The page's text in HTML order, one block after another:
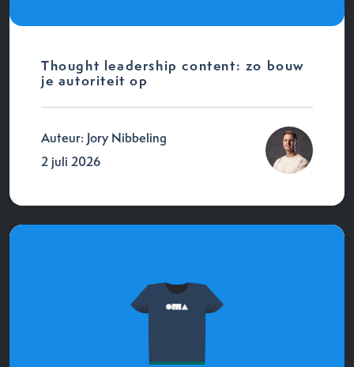
Thought leadership content: zo bouw
je autoriteit op
Auteur: Jory Nibbeling
2 juli 2026